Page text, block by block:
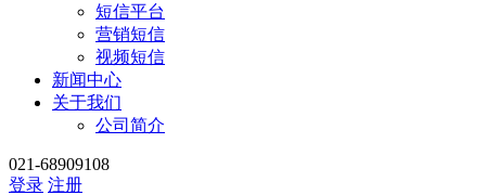
短信平台
营销短信
视频短信
新闻中心
关于我们
公司简介
021-68909108
登录 注册